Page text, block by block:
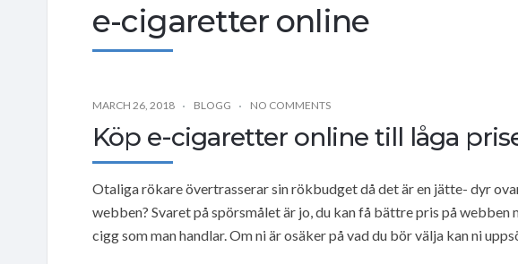
e-cigaretter online
MARCH 26, 2018 BLOGG NO COMMENTS
Köp e-cigaretter online till låga
Otaliga rökare övertrasserar sin rökbudget då det är en jätte- dyr
webben? Svaret på spörsmålet är jo, du kan få bättre pris på webben
cigg som man handlar. Om ni är osäker på vad du bör välja kan ni